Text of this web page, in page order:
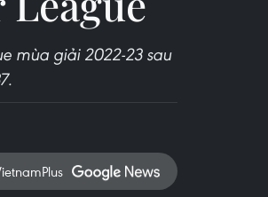
mùa giải 2022-23 sau